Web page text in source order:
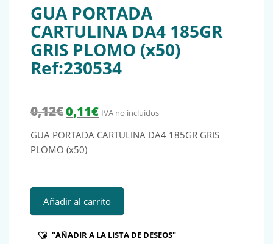
GUA PORTADA
CARTULINA DA4 185GR
GRIS PLOMO (x50)
Ref:230534
0,12€ El precio original era: 0,12€.
0,11€El precio actual es: 0,11€.
IVA no incluidos
GUA PORTADA CARTULINA DA4 185GR GRIS
PLOMO (x50)
GUA PORTADA CARTULINA DA4 185GR GRIS PLOMO
Añadir al carrito
"AÑADIR A LA LISTA DE DESEOS"